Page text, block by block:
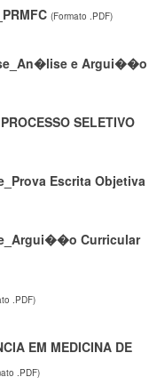
(Formato .PDF)
e Argui��o
SELETIVO
Escrita Objetiva
Curricular
.PDF)
EM MEDICINA DE
.PDF)